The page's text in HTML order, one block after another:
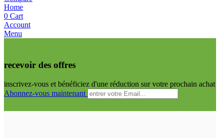
Home
0 Cart
Account
Menu
recevoir des offres
inscrivez-vous et bénéficiez d'une réduction sur votre prochain achat
Abonnez-vous maintenant